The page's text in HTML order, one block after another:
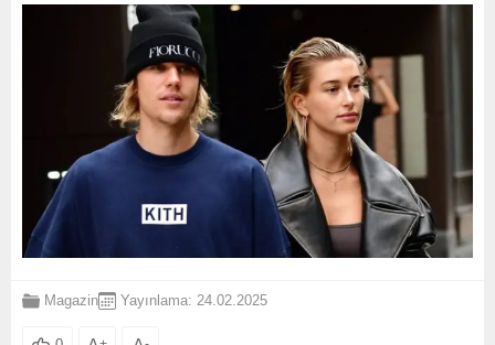
Magazin Yayınlama: 24.02.2025